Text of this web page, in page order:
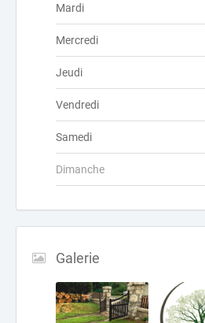
Mardi
Mercredi
Jeudi
Vendredi
Samedi
Dimanche
Galerie